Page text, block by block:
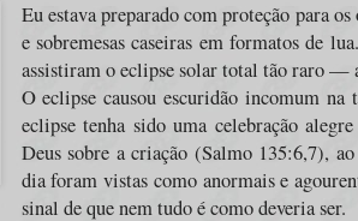
Eu estava preparado com proteção para
e sobremesas caseiras em formatos de
assistiram o eclipse solar total tão raro —
O eclipse causou escuridão incomum na
eclipse tenha sido uma celebração
Deus sobre a criação (Salmo 135:6,7),
dia foram vistas como anormais e
sinal de que nem tudo é como deveria ser.